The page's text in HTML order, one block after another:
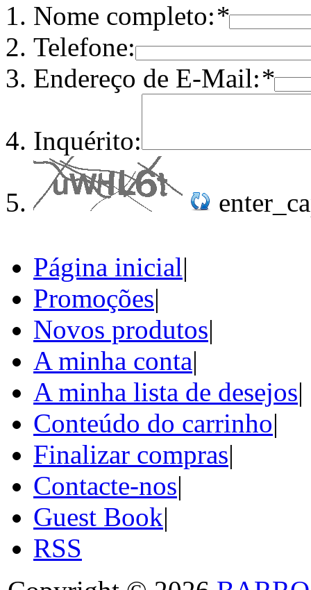
Nome completo:*
Telefone:
Endereço de E-Mail:*
Inquérito:
Página inicial|
Promoções|
Novos produtos|
A minha conta|
A minha lista de desejos|
Conteúdo do carrinho|
Finalizar compras|
Contacte-nos|
Guest Book|
RSS